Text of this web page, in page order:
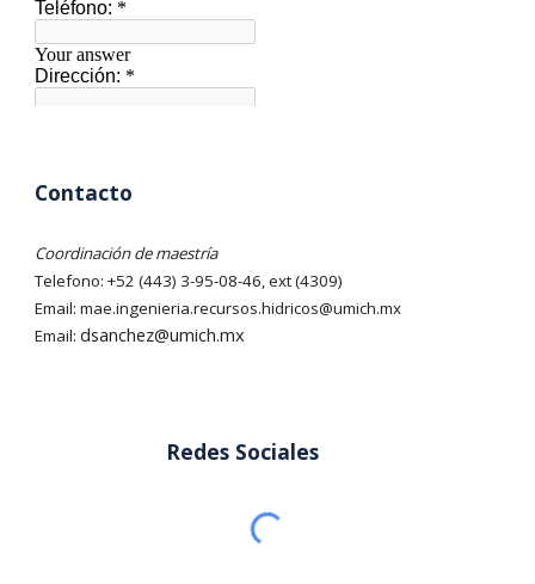
Contacto
Coordinación de maestría
Telefono: +52 (443) 3-95-08-46, ext (4309)
Email: mae.ingenieria.recursos.hidricos@umich.mx
Email:dsanchez@umich.mx
Redes Sociales